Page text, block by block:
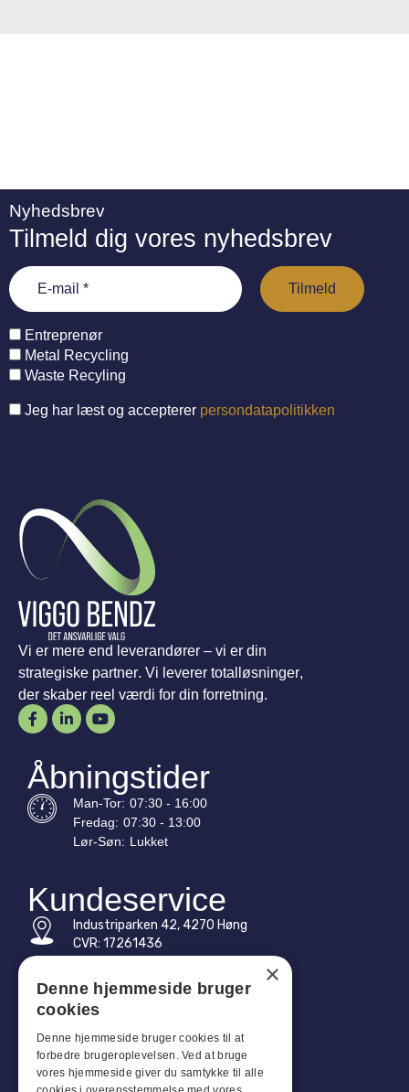
Nyhedsbrev
Tilmeld dig vores nyhedsbrev
Entreprenør
Metal Recycling
Waste Recyling
Jeg har læst og accepterer persondatapolitikken
Vi er mere end leverandører – vi er din
strategiske partner. Vi leverer totalløsninger,
der skaber reel værdi for din forretning.
Åbningstider
Man-Tor: 07:30 - 16:00
Fredag: 07:30 - 13:00
Lør-Søn: Lukket
Kundeservice
Industriparken 42, 4270 Høng
CVR: 17261436
E-mail: vb@viggobendz.dk
Quicklinks
Persondatapolitik
×
Denne hjemmeside bruger
cookies
Denne hjemmeside bruger cookies til at
forbedre brugeroplevelsen. Ved at bruge
vores hjemmeside giver du samtykke til alle